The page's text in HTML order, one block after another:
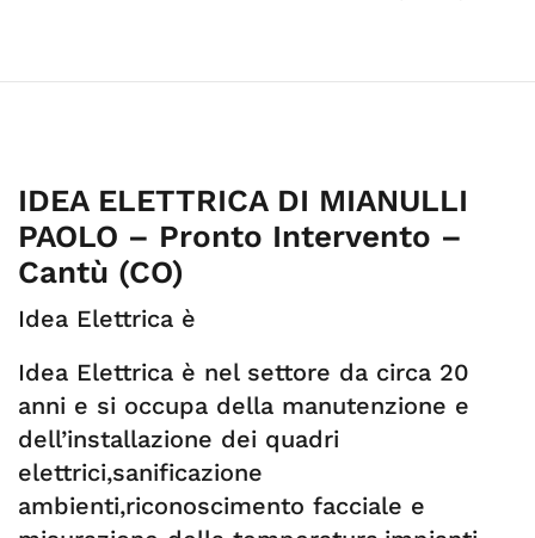
IDEA ELETTRICA DI MIANULLI
PAOLO – Pronto Intervento –
Cantù (CO)
Idea Elettrica è
Idea Elettrica è nel settore da circa 20
anni e si occupa della manutenzione e
dell’installazione dei quadri
elettrici,sanificazione
ambienti,riconoscimento facciale e